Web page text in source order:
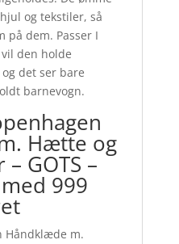
og tekstiler, så
dem. Passer I
den holde
det ser bare
barnevogn.
Hætte og
GOTS –
999
Håndklæde m.